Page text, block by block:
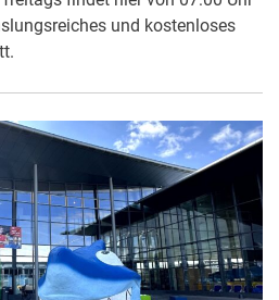
und kostenloses